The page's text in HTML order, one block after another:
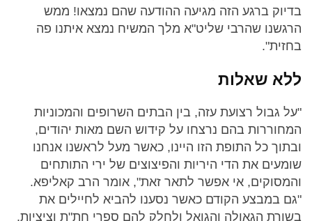
בדיוק ברגע הזה מגיעה ההודעה שהם נמצאו! ממש
הרגשנו שהרבי שליט"א מלך המשיח נמצא איתנו פה
בחזית".
ללא שאלות
"על גבול רצועת עזה, בין הבתים השרופים והמכוניות
המחוררות בהם נרצחו על קידוש השם מאות יהודים,
ובתוך כל התופת הזו היינו, כאשר מעל לראשנו אנחנו
שומעים את הדי היריות והפיצוצים של ירי התותחים
והמסוקים, אי אפשר לתאר זאת", אומר הרב קאליפא.
"גם במבצע הקודם כאשר נסענו להביא לחיילים את
בשורת הגאולה והגואל ולחלק להם ספרי חת"ת וציציות.